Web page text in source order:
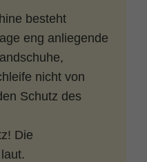
besteht
eng anliegende
nicht von
Schutz des
Die
ein Standard-Session-
die Session ID
eingeloggte User